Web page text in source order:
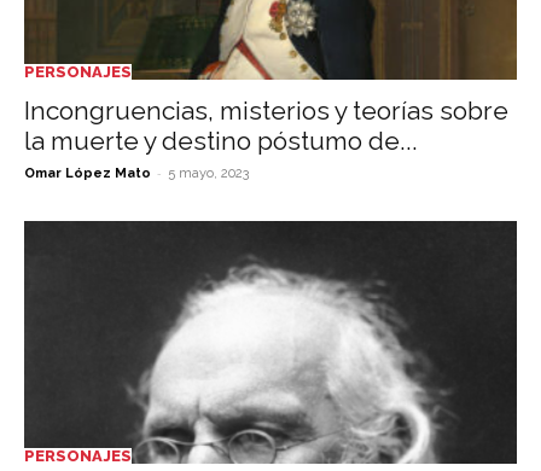
PERSONAJES
Incongruencias, misterios y teorías sobre
la muerte y destino póstumo de...
Omar López Mato - 5 mayo, 2023
PERSONAJES